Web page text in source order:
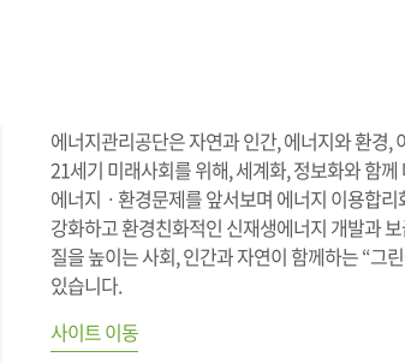
에너지관리공단은 자연과 인간, 에너지와 환경,
21세기 미래사회를 위해, 세계화, 정보화와 함
에너지ㆍ환경문제를 앞서보며 에너지 이용합
강화하고 환경친화적인 신재생에너지 개발과
질을 높이는 사회, 인간과 자연이 함께하는 “그
있습니다.
사이트 이동